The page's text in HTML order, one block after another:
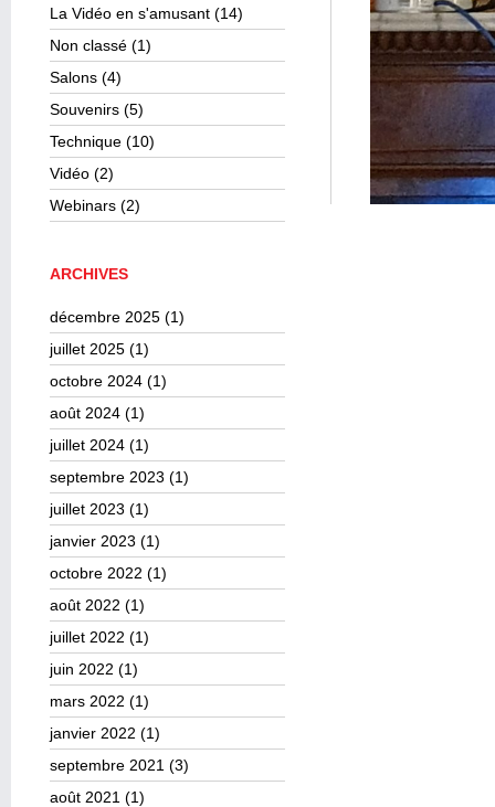
La Vidéo en s'amusant (14)
Non classé (1)
Salons (4)
Souvenirs (5)
Technique (10)
Vidéo (2)
Webinars (2)
ARCHIVES
décembre 2025 (1)
juillet 2025 (1)
octobre 2024 (1)
août 2024 (1)
juillet 2024 (1)
septembre 2023 (1)
juillet 2023 (1)
janvier 2023 (1)
octobre 2022 (1)
août 2022 (1)
juillet 2022 (1)
juin 2022 (1)
mars 2022 (1)
janvier 2022 (1)
septembre 2021 (3)
août 2021 (1)